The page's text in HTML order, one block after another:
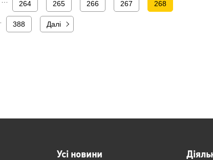
264 265 266 267 268
388 Далі
Усі новини